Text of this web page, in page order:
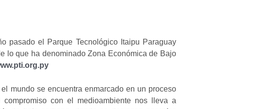
pasado el Parque Tecnológico Itaipu Paraguay
lo que ha denominado Zona Económica de Bajo
mundo se encuentra enmarcado en un proceso
compromiso con el medioambiente nos lleva a